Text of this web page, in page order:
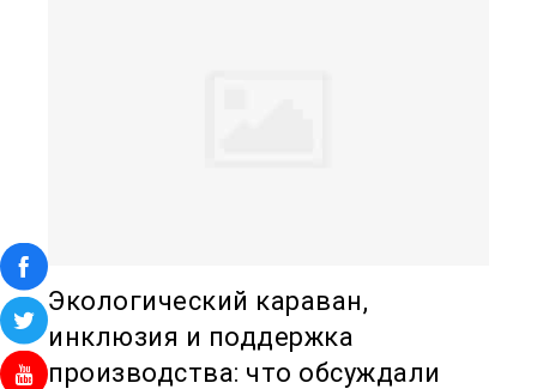
Экологический караван,
инклюзия и поддержка
производства: что обсуждали